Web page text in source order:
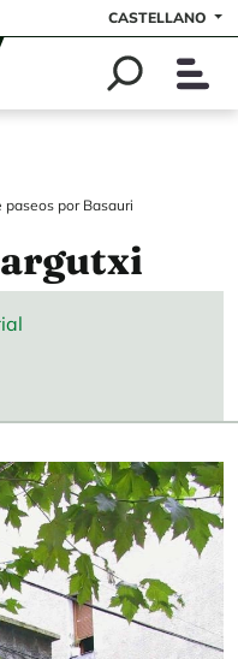
CASTELLANO
paseos por Basauri